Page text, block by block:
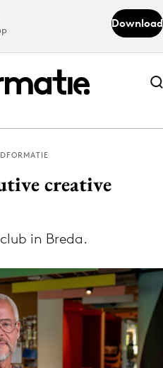
Download
Abonneer nu
Abonneer nu
via de Adformatie
creative
in Breda.